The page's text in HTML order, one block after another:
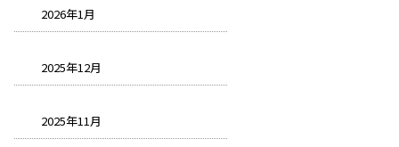
2026年1月
2025年12月
2025年11月